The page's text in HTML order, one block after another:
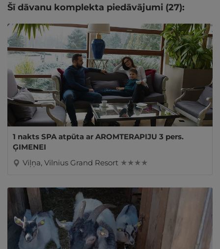
Šī dāvanu komplekta piedāvājumi (27):
1 nakts SPA atpūta ar AROMTERAPIJU 3 pers.
ĢIMENEI
Viļņa, Vilnius Grand Resort ★ ★ ★ ★